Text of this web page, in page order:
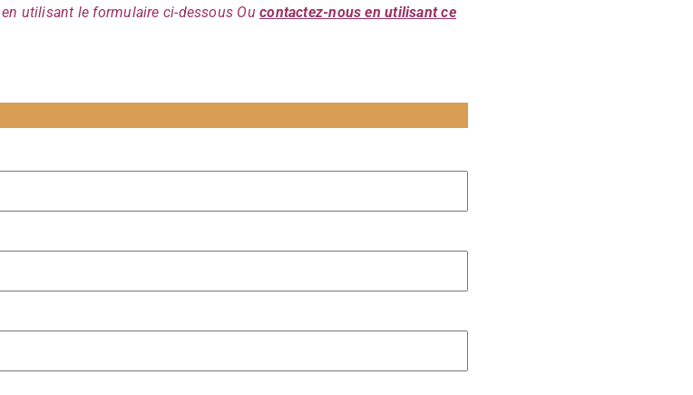
en utilisant le formulaire ci-dessous Oucontactez-nous en utilisant ce